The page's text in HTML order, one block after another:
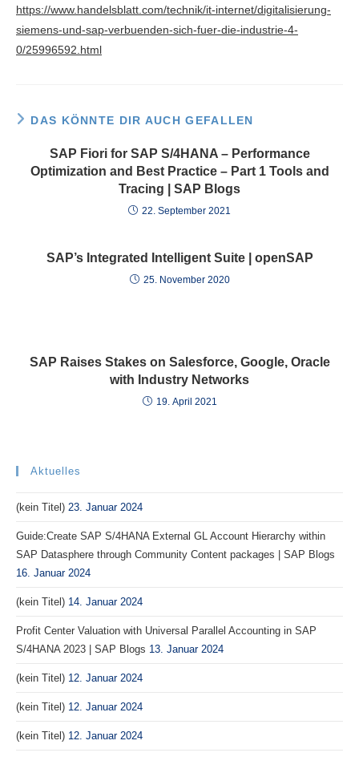
https://www.handelsblatt.com/technik/it-internet/digitalisierung-
siemens-und-sap-verbuenden-sich-fuer-die-industrie-4-
0/25996592.html
DAS KÖNNTE DIR AUCH GEFALLEN
SAP Fiori for SAP S/4HANA – Performance
Optimization and Best Practice – Part 1 Tools and
Tracing | SAP Blogs
22. September 2021
SAP’s Integrated Intelligent Suite | openSAP
25. November 2020
SAP Raises Stakes on Salesforce, Google, Oracle
with Industry Networks
19. April 2021
Aktuelles
(kein Titel) 23. Januar 2024
Guide:Create SAP S/4HANA External GL Account Hierarchy within
SAP Datasphere through Community Content packages | SAP Blogs
16. Januar 2024
(kein Titel) 14. Januar 2024
Profit Center Valuation with Universal Parallel Accounting in SAP
S/4HANA 2023 | SAP Blogs 13. Januar 2024
(kein Titel) 12. Januar 2024
(kein Titel) 12. Januar 2024
(kein Titel) 12. Januar 2024